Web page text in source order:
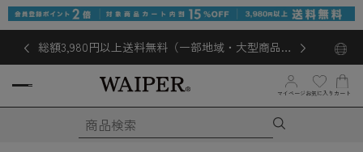
総額3,980円以上送料無料（一部地域・大型商品対
マイページ お気に入り カート